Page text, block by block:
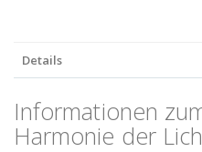
Details
Informationen
Harmonie der